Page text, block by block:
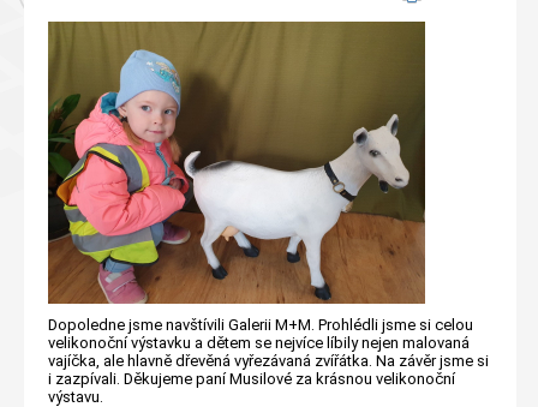
Dopoledne jsme navštívili Galerii M+M. Prohlédli jsme si celou
velikonoční výstavku a dětem se nejvíce líbily nejen malovaná
vajíčka, ale hlavně dřevěná vyřezávaná zvířátka. Na závěr jsme si
i zazpívali. Děkujeme paní Musilové za krásnou velikonoční
výstavu.